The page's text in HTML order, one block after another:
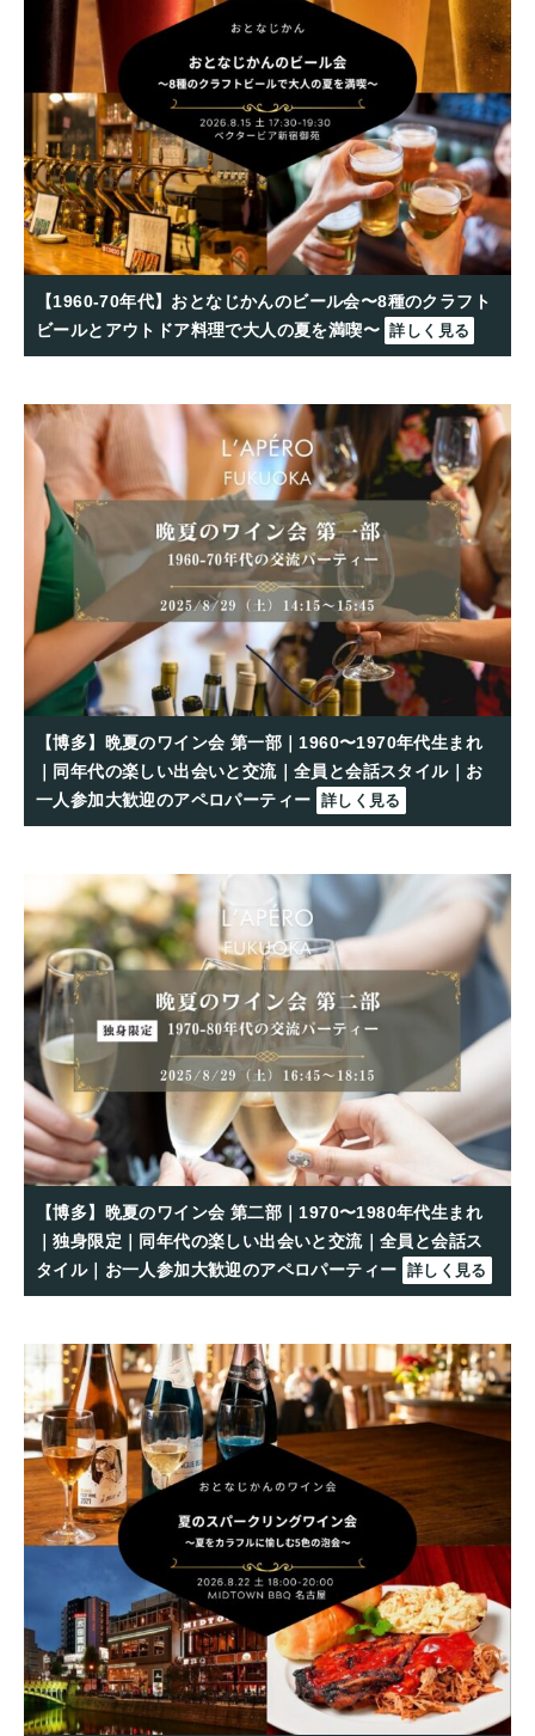
【1960-70年代】おとなじかんのビール会〜8種のクラフト
ビールとアウトドア料理で大人の夏を満喫〜 詳しく見る
【博多】晩夏のワイン会 第一部｜1960〜1970年代生まれ
｜同年代の楽しい出会いと交流｜全員と会話スタイル｜お
一人参加大歓迎のアペロパーティー 詳しく見る
【博多】晩夏のワイン会 第二部｜1970〜1980年代生まれ
｜独身限定｜同年代の楽しい出会いと交流｜全員と会話ス
タイル｜お一人参加大歓迎のアペロパーティー 詳しく見る